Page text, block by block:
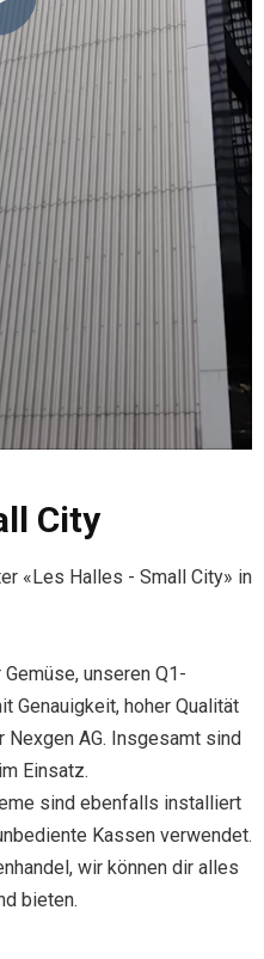
City
«Les Halles - Small City» in
unseren Q1-
Genauigkeit, hoher Qualität
Nexgen AG. Insgesamt sind
Einsatz.
sind ebenfalls installiert
Kassen verwendet.
wir können dir alles
bieten.